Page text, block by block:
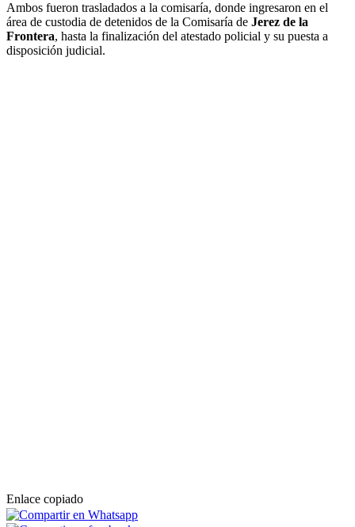
Ambos fueron trasladados a la comisaría, donde ingresaron en el
área de custodia de detenidos de la Comisaría de Jerez de la
Frontera, hasta la finalización del atestado policial y su puesta a
disposición judicial.
Enlace copiado